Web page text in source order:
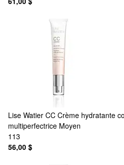
Lise Watier CC Crème hydratante
multiperfectrice Moyen
113
56,00 $